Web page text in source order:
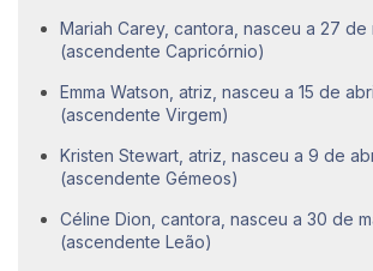
Mariah Carey, cantora, nasceu a 27 de
(ascendente Capricórnio)
Emma Watson, atriz, nasceu a 15 de
(ascendente Virgem)
Kristen Stewart, atriz, nasceu a 9 de
(ascendente Gémeos)
Céline Dion, cantora, nasceu a 30 de
(ascendente Leão)